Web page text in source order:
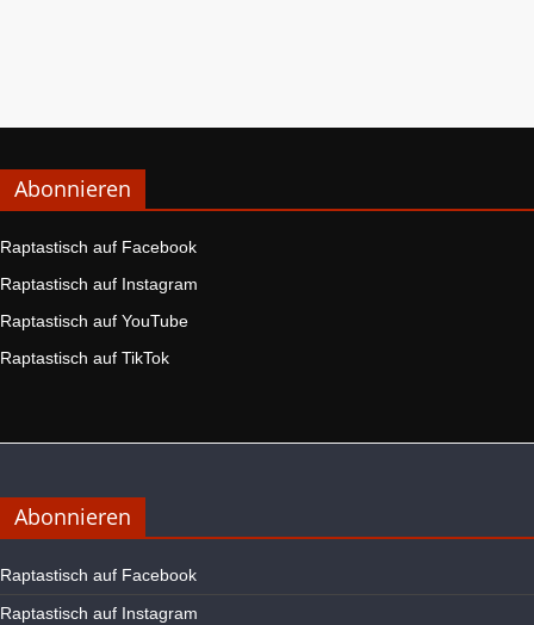
Abonnieren
Raptastisch auf Facebook
Raptastisch auf Instagram
Raptastisch auf YouTube
Raptastisch auf TikTok
Abonnieren
Raptastisch auf Facebook
Raptastisch auf Instagram